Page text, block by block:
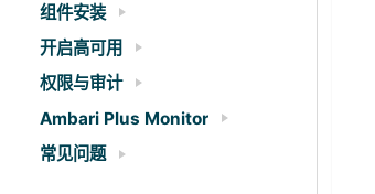
组件安装
开启高可用
权限与审计
Ambari Plus Monitor
常见问题